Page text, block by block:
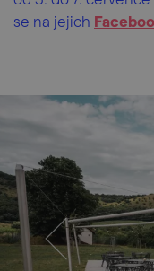
se na jejich